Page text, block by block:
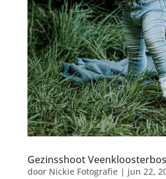
Gezinsshoot Veenkloosterbos
door Nickie Fotografie| jun 22,